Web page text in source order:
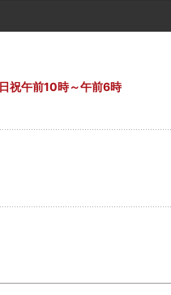
祝午前10時～午前6時